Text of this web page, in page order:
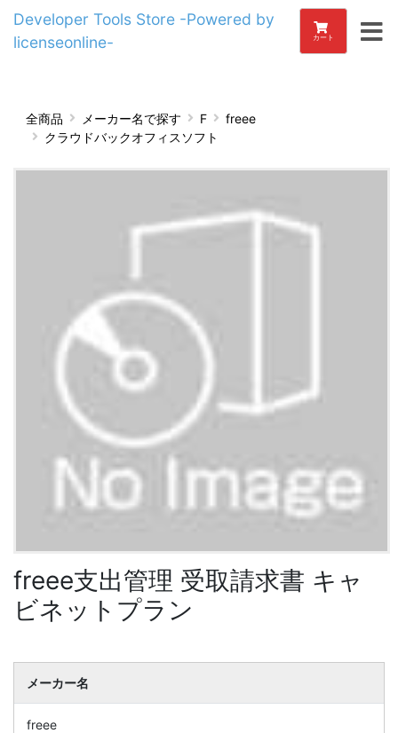
Developer Tools Store -Powered by
licenseonline-
カート
全商品 メーカー名で探す F
freee
クラウドバックオフィスソフト
freee支出管理 受取請求書 キャ
ビネットプラン
メーカー名
freee